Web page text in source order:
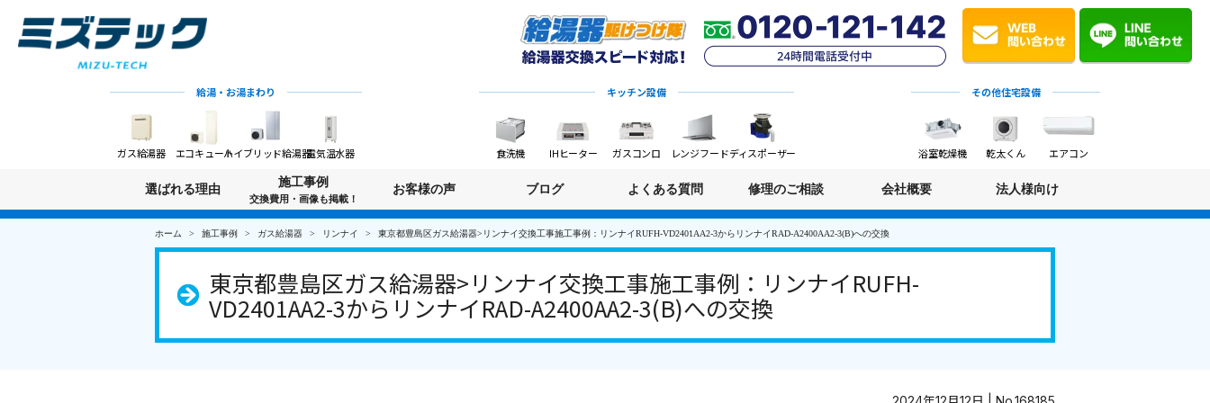
給湯・お湯まわり
ガス給湯器 エコキュートハイブリッド給湯器電気温水器
キッチン設備
食洗機 IHヒーター ガスコンロ レンジフードディスポーザー
その他住宅設備
浴室乾燥機 乾太くん エアコン
選ばれる理由
施工事例
交換費用・画像も掲載！
お客様の声 ブログ よくある質問 修理のご相談 会社概要 法人様向け
ホーム 施工事例 ガス給湯器 リンナイ 東京都豊島区ガス給湯器>リンナイ交換工事施工事例：リンナイRUFH-VD2401AA2-3からリンナイRAD-A2400AA2-3(B)への交換
東京都豊島区ガス給湯器>リンナイ交換工事施工事例：リンナイRUFH-
VD2401AA2-3からリンナイRAD-A2400AA2-3(B)への交換